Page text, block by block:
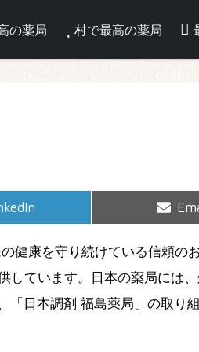
の薬局 村で最高の薬局
健康を守り続けている信頼の
しています。日本の薬局には、
「日本調剤 福島薬局」の取り